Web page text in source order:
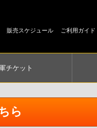
販売スケジュール ご利用ガイド
チケット
ら